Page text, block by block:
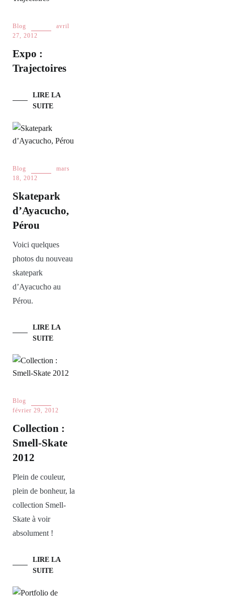
Blog
avril
27, 2012
Expo :
Trajectoires
LIRE LA
SUITE
Blog
mars
18, 2012
Skatepark
d’Ayacucho,
Pérou
Voici quelques
photos du nouveau
skatepark
d’Ayacucho au
Pérou.
LIRE LA
SUITE
Blog
février 29, 2012
Collection :
Smell-Skate
2012
Plein de couleur,
plein de bonheur, la
collection Smell-
Skate à voir
absolument !
LIRE LA
SUITE